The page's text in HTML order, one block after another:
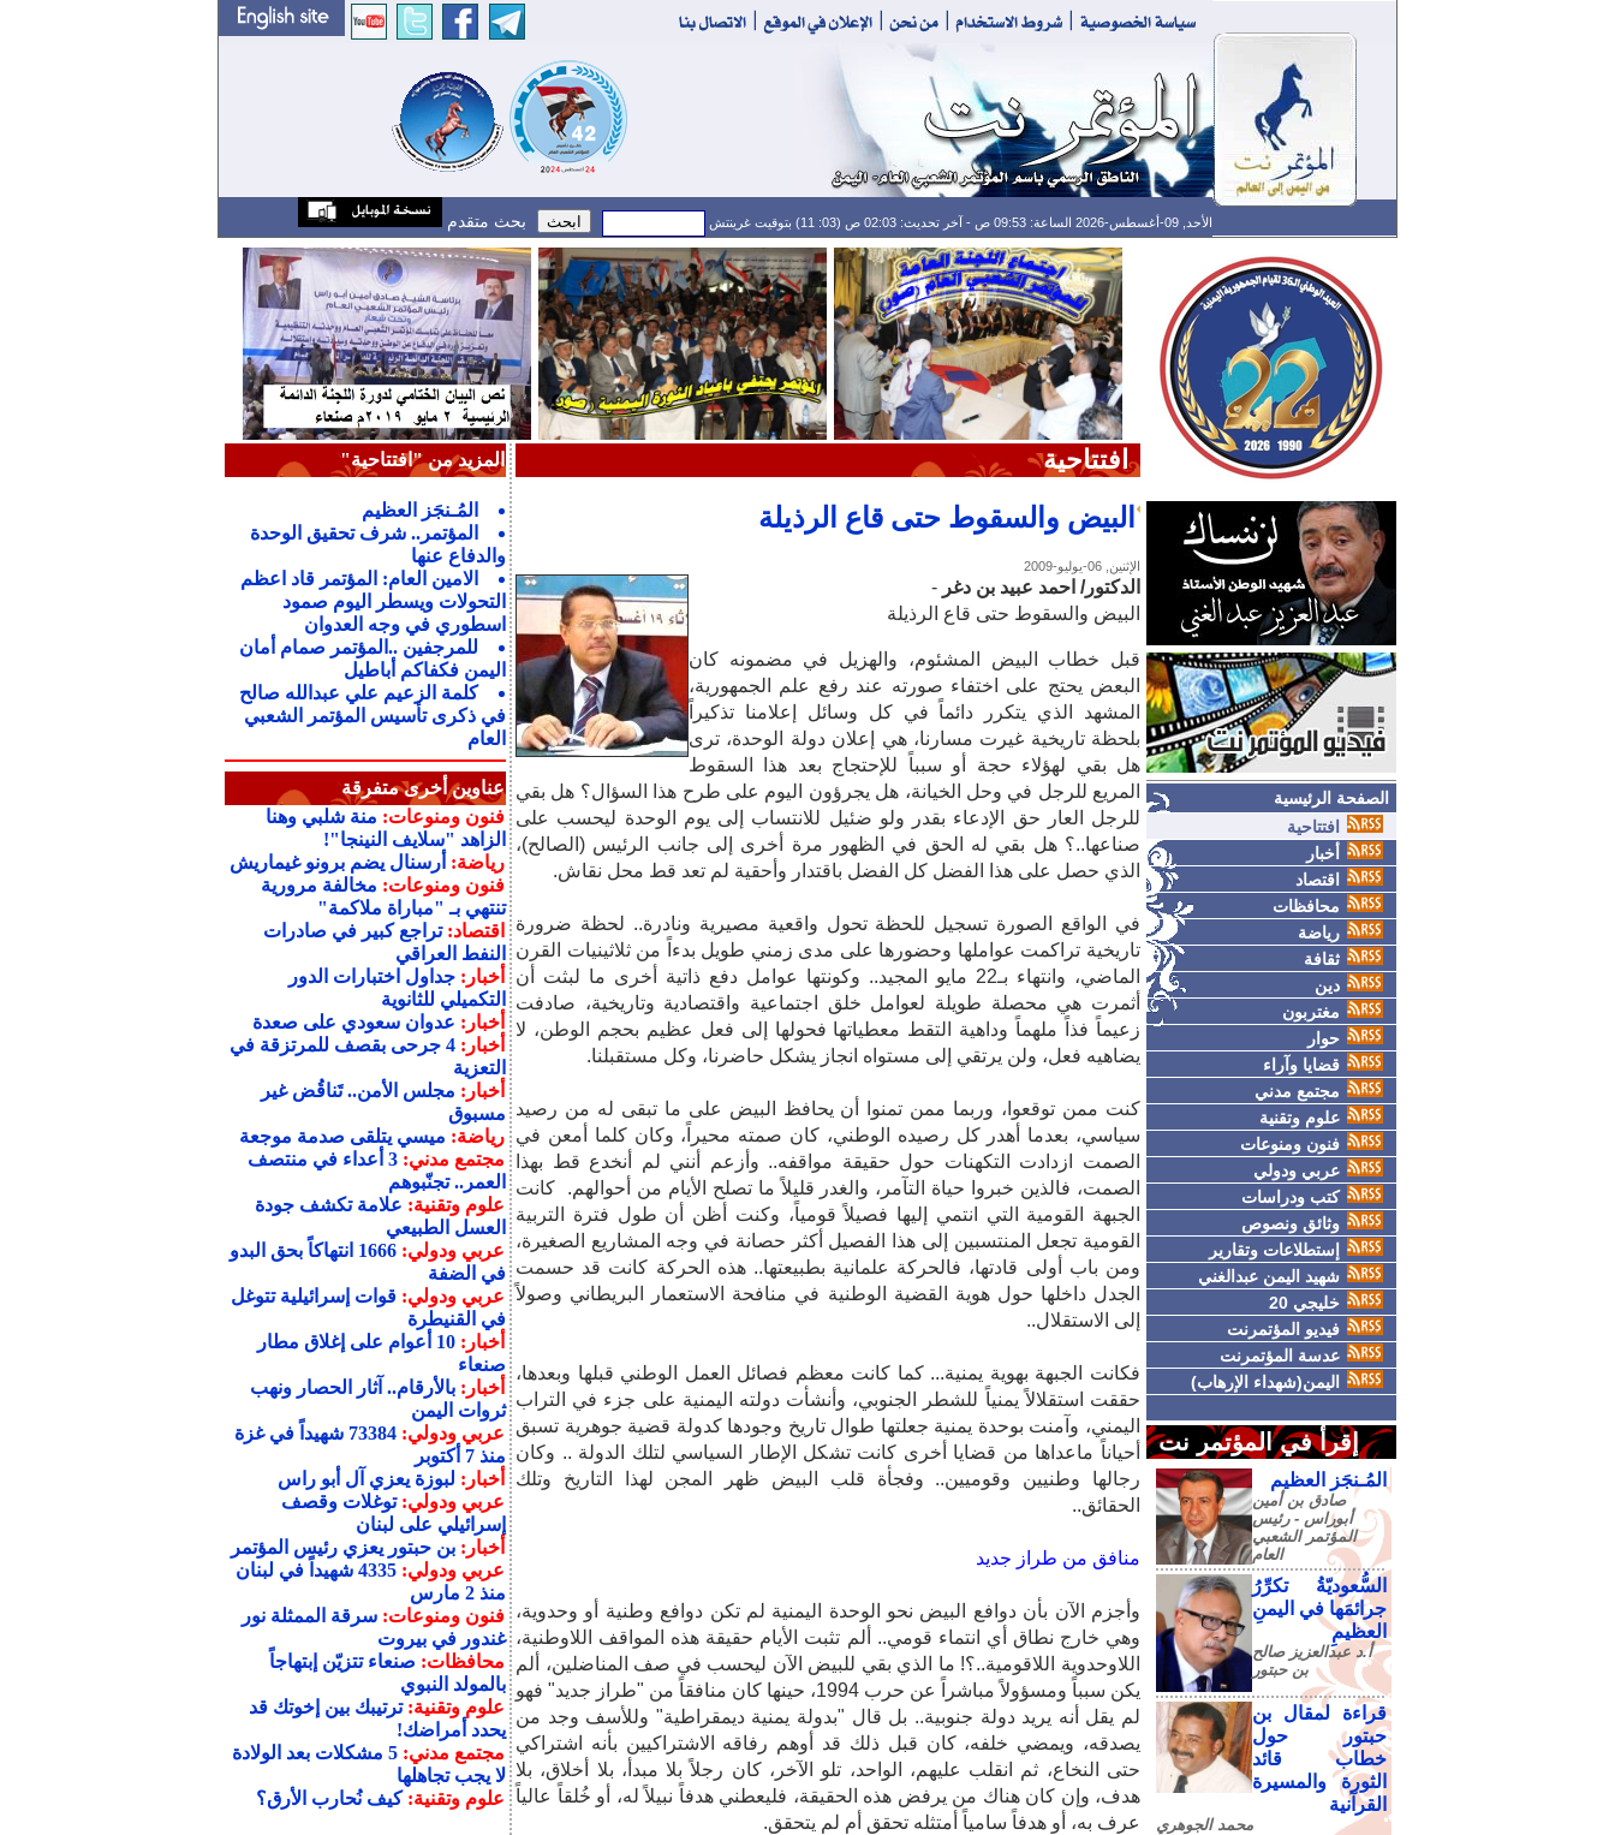
الأحد, 09-أغسطس-2026 الساعة: 09:53 ص - آخر تحديث: 02:03 ص (03: 11) بتوقيت غرينتش بحث متقدم
الصفحة الرئيسية
افتتاحية
أخبار
اقتصاد
محافظات
رياضة
ثقافة
دين
مغتربون
حوار
قضايا وآراء
مجتمع مدني
علوم وتقنية
فنون ومنوعات
عربي ودولي
كتب ودراسات
وثائق ونصوص
إستطلاعات وتقارير
شهيد اليمن عبدالغني
خليجي 20
فيديو المؤتمرنت
عدسة المؤتمرنت
اليمن(شهداء الإرهاب)
إقرأ في المؤتمر نت
المُـنجَز العظيم
صادق‮ ‬بن‮ ‬أمين‮
‬أبوراس - رئيس‮
‬المؤتمر‮ ‬الشعبي‮
‬العام
السُّعوديّةُ تكرِّرُ
جرائمَها في اليمنِ
العظيمِ
أ.د عبدالعزيز صالح
بن حبتور
قراءة لمقال بن
حبتور حول
خطاب قائد
الثورة والمسيرة
القرآنية
محمد الجوهري
افتتاحية
البيض‮ ‬والسقوط‮ ‬حتى‮ ‬قاع‮ ‬الرذيلة
الإثنين, 06-يوليو-2009
الدكتور/ احمد عبيد بن دغر -
البيض‮ ‬والسقوط‮ ‬حتى‮ ‬قاع‮ ‬الرذيلة
قبل خطاب البيض المشئوم، والهزيل في مضمونه كان
البعض يحتج على اختفاء صورته عند رفع علم الجمهورية،
المشهد الذي يتكرر دائماً في كل وسائل إعلامنا تذكيراً
بلحظة تاريخية غيرت مسارنا، هي إعلان دولة الوحدة، ترى
هل بقي لهؤلاء حجة أو سبباً للإحتجاج بعد هذا السقوط
‬الذي‮ ‬حصل‮ ‬على‮ ‬هذا‮ ‬الفضل‮ ‬كل‮ ‬الفضل‮ ‬باقتدار‮ ‬وأحقية‮ ‬لم‮ ‬تعد‮ ‬قط‮ ‬محل‮ ‬نقاش‮. ‬
في الواقع الصورة تسجيل للحظة تحول واقعية مصيرية ونادرة.. لحظة ضرورة
تاريخية تراكمت عواملها وحضورها على مدى زمني طويل بدءاً من ثلاثينيات القرن
الماضي، وانتهاء بـ22 مايو المجيد.. وكونتها عوامل دفع ذاتية أخرى ما لبثت أن
‬يضاهيه‮ ‬فعل،‮ ‬ولن‮ ‬يرتقي‮ ‬إلى‮ ‬مستواه‮ ‬انجاز يشكل‮ ‬حاضرنا،‮ ‬وكل‮ ‬مستقبلنا‮.
كنت ممن توقعوا، وربما ممن تمنوا أن يحافظ البيض على ما تبقى له من رصيد
سياسي، بعدما أهدر كل رصيده الوطني، كان صمته محيراً، وكان كلما أمعن في
الصمت ازدادت التكهنات حول حقيقة مواقفه.. وأزعم أنني لم أنخدع قط بهذا
الصمت، فالذين خبروا حياة التآمر، والغدر قليلاً ما‮ ‬تصلح‮ ‬الأيام‮ ‬من‮ ‬أحوالهم‮. ‬ كانت
الجبهة القومية التي انتمي إليها فصيلاً قومياً، وكنت أظن أن طول فترة التربية
القومية تجعل المنتسبين إلى هذا الفصيل أكثر حصانة في وجه المشاريع الصغيرة،
ومن باب أولى قادتها، فالحركة علمانية بطبيعتها.. هذه الحركة كانت قد حسمت
الجدل داخلها حول هوية القضية الوطنية في منافحة الاستعمار البريطاني وصولاً
إلى الاستقلال..
فكانت الجبهة بهوية يمنية... كما كانت معظم فصائل العمل الوطني قبلها وبعدها،
حققت استقلالاً يمنياً للشطر الجنوبي، وأنشأت دولته اليمنية على جزء في التراب
اليمني، وآمنت بوحدة يمنية جعلتها طوال تاريخ وجودها‮ ‬كدولة‮ ‬قضية‮ ‬جوهرية‮ ‬تسبق
أحياناً ماعداها من قضايا أخرى كانت تشكل الإطار السياسي لتلك الدولة .. وكان
رجالها وطنيين وقوميين.. وفجأة قلب البيض ظهر المجن لهذا التاريخ وتلك
الحقائق..
منافق‮ ‬من‮ ‬طراز‮ ‬جديد
وأجزم الآن بأن دوافع البيض نحو الوحدة اليمنية لم تكن دوافع وطنية أو وحدوية،
وهي خارج نطاق أي انتماء قومي.. ألم تثبت الأيام حقيقة هذه المواقف اللاوطنية،
اللاوحدوية اللاقومية..؟! ما الذي بقي للبيض الآن ليحسب في صف المناضلين، ألم
يكن سبباً ومسؤولاً مباشراً عن حرب 1994، حينها كان منافقاً من "طراز جديد" فهو
لم يقل أنه يريد دولة جنوبية.. بل قال "بدولة يمنية ديمقراطية" وللأسف وجد من
يصدقه، ويمضي خلفه، كان قبل ذلك قد أوهم رفاقه الاشتراكيين بأنه اشتراكي
‬عرف‮ ‬به،‮ ‬أو‮ ‬هدفاً‮ ‬سامياً‮ ‬أمتثله‮ ‬تحقق‮ ‬أم‮ ‬لم‮ ‬يتحقق‮. ‬
المزيد من "افتتاحية"
المُـنجَز العظيم
المؤتمر.. شرف تحقيق الوحدة
والدفاع عنها
الامين العام: المؤتمر قاد اعظم
التحولات ويسطر اليوم صمود
اسطوري في وجه العدوان
للمرجفين ..المؤتمر صمام أمان
اليمن فكفاكم أباطيل
كلمة الزعيم علي عبدالله صالح
في ذكرى تأسيس المؤتمر الشعبي
العام
عناوين أخرى متفرقة
فنون ومنوعات: منة شلبي وهنا
الزاهد "سلايف النينجا"!
رياضة: أرسنال يضم برونو غيماريش
فنون ومنوعات: مخالفة مرورية
تنتهي بـ "مباراة ملاكمة"
اقتصاد:تراجع كبير في صادرات
النفط العراقي
أخبار:جداول اختبارات الدور
التكميلي للثانوية
أخبار: عدوان سعودي على صعدة
أخبار:
4 جرحى بقصف للمرتزقة في
التعزية
أخبار: مجلس الأمن.. تَناقُض غير
مسبوق
رياضة: ميسي يتلقى صدمة موجعة
مجتمع مدني:
3 أعداء في منتصف
العمر.. تجنّبوهم
علوم وتقنية: علامة تكشف جودة
العسل الطبيعي
عربي ودولي:
1666 انتهاكاً بحق البدو
في الضفة
عربي ودولي:قوات إسرائيلية تتوغل
في القنيطرة
أخبار:
10 أعوام على إغلاق مطار
صنعاء
أخبار:بالأرقام.. آثار الحصار ونهب
ثروات اليمن
عربي ودولي:
73384 شهيداً في غزة
منذ 7 أكتوبر
أخبار: لبوزة يعزي آل أبو راس
عربي ودولي:توغلات وقصف
إسرائيلي على لبنان
أخبار:بن حبتور يعزي رئيس المؤتمر
عربي ودولي:
4335 شهيداً في لبنان
منذ 2 مارس
فنون ومنوعات:سرقة الممثلة نور
غندور في بيروت
محافظات: صنعاء تتزيّن إبتهاجاً
بالمولد النبوي
علوم وتقنية:ترتيبك بين إخوتك قد
يحدد أمراضك!
مجتمع مدني:
5 مشكلات بعد الولادة
لا يجب تجاهلها
علوم وتقنية:كيف نُحارب الأرق؟